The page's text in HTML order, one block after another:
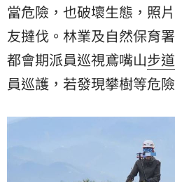
當危險，也破壞生態，照
友撻伐。林業及自然保育
都會期派員巡視鳶嘴山步道
員巡護，若發現攀樹等危